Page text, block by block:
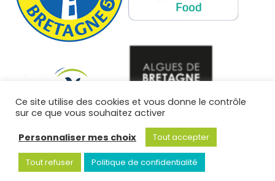
Copyright © 2026 GlobeXplore - Tous droits réservés - Création
Business to web
Ce site utilise des cookies et vous donne le contrôle
sur ce que vous souhaitez activer
Personnaliser mes choix
Tout accepter
Tout refuser Politique de confidentialité